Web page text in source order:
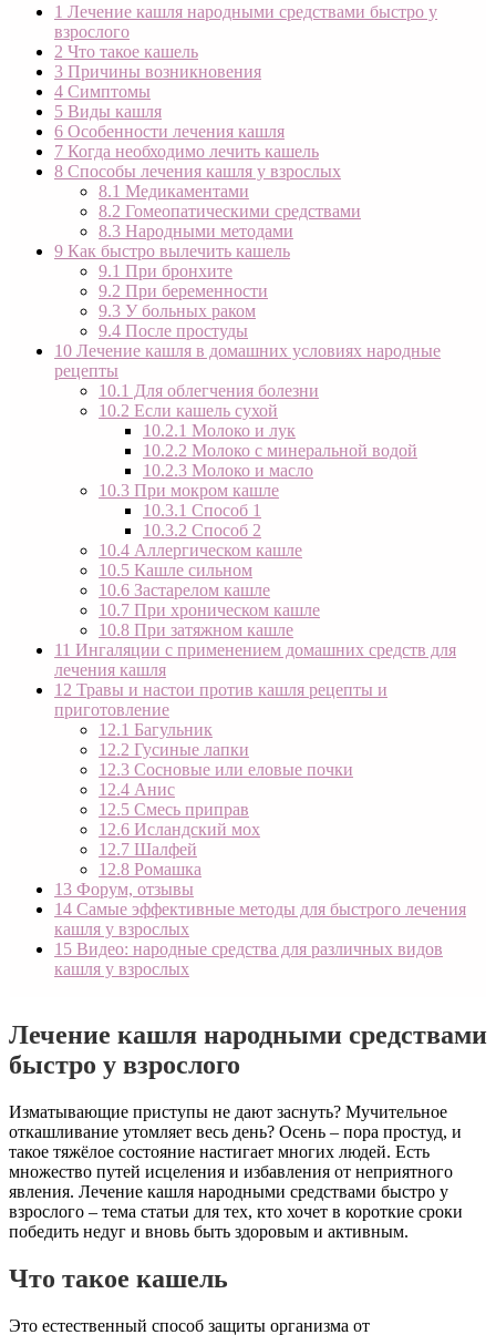
1 Лечение кашля народными средствами быстро у
взрослого
2 Что такое кашель
3 Причины возникновения
4 Симптомы
5 Виды кашля
6 Особенности лечения кашля
7 Когда необходимо лечить кашель
8 Способы лечения кашля у взрослых
8.1 Медикаментами
8.2 Гомеопатическими средствами
8.3 Народными методами
9 Как быстро вылечить кашель
9.1 При бронхите
9.2 При беременности
9.3 У больных раком
9.4 После простуды
10 Лечение кашля в домашних условиях народные
рецепты
10.1 Для облегчения болезни
10.2 Если кашель сухой
10.2.1 Молоко и лук
10.2.2 Молоко с минеральной водой
10.2.3 Молоко и масло
10.3 При мокром кашле
10.3.1 Способ 1
10.3.2 Способ 2
10.4 Аллергическом кашле
10.5 Кашле сильном
10.6 Застарелом кашле
10.7 При хроническом кашле
10.8 При затяжном кашле
11 Ингаляции с применением домашних средств для
лечения кашля
12 Травы и настои против кашля рецепты и
приготовление
12.1 Багульник
12.2 Гусиные лапки
12.3 Сосновые или еловые почки
12.4 Анис
12.5 Смесь приправ
12.6 Исландский мох
12.7 Шалфей
12.8 Ромашка
13 Форум, отзывы
14 Самые эффективные методы для быстрого лечения
кашля у взрослых
15 Видео: народные средства для различных видов
кашля у взрослых
Лечение кашля народными средствами
быстро у взрослого
Изматывающие приступы не дают заснуть? Мучительное
откашливание утомляет весь день? Осень – пора простуд, и
такое тяжёлое состояние настигает многих людей. Есть
множество путей исцеления и избавления от неприятного
явления. Лечение кашля народными средствами быстро у
взрослого – тема статьи для тех, кто хочет в короткие сроки
победить недуг и вновь быть здоровым и активным.
Что такое кашель
Это естественный способ защиты организма от